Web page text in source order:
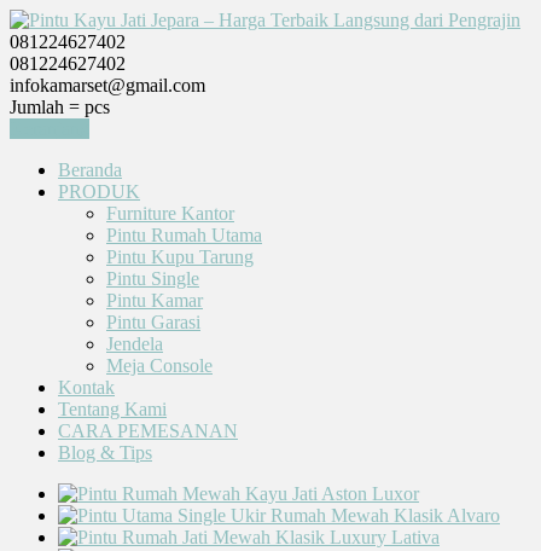
081224627402
081224627402
infokamarset@gmail.com
Jumlah = pcs
Beranda
PRODUK
Furniture Kantor
Pintu Rumah Utama
Pintu Kupu Tarung
Pintu Single
Pintu Kamar
Pintu Garasi
Jendela
Meja Console
Kontak
Tentang Kami
CARA PEMESANAN
Blog & Tips